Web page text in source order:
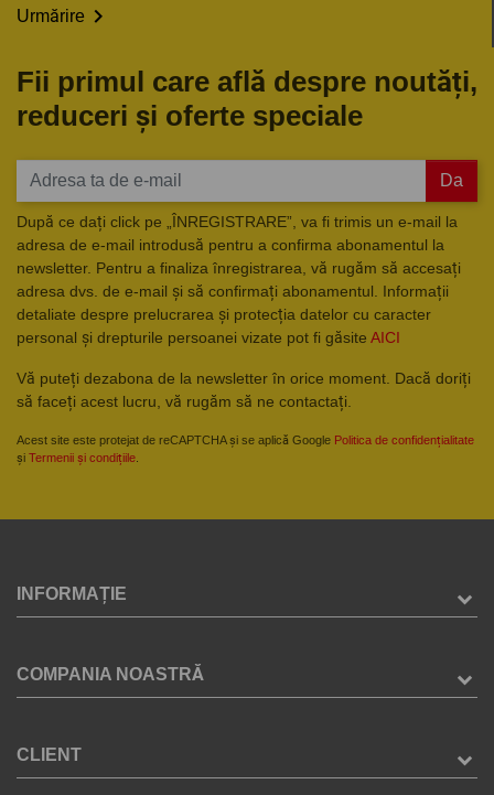
Urmărire 
Fii primul care află despre noutăți,
reduceri și oferte speciale
Da
După ce dați click pe „ÎNREGISTRARE”, va fi trimis un e-mail la
adresa de e-mail introdusă pentru a confirma abonamentul la
newsletter. Pentru a finaliza înregistrarea, vă rugăm să accesați
adresa dvs. de e-mail și să confirmați abonamentul. Informații
detaliate despre prelucrarea și protecția datelor cu caracter
personal și drepturile persoanei vizate pot fi găsite AICI
Vă puteți dezabona de la newsletter în orice moment. Dacă doriți
să faceți acest lucru, vă rugăm să ne contactați.
Acest site este protejat de reCAPTCHA și se aplică Google Politica de confidențialitate
și Termenii și condițiile
INFORMAȚIE
COMPANIA NOASTRĂ
CLIENT